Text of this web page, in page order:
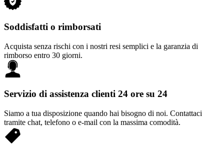
Soddisfatti o rimborsati
Acquista senza rischi con i nostri resi semplici e la garanzia di
rimborso entro 30 giorni.
Servizio di assistenza clienti 24 ore su 24
Siamo a tua disposizione quando hai bisogno di noi. Contattaci
tramite chat, telefono o e-mail con la massima comodità.